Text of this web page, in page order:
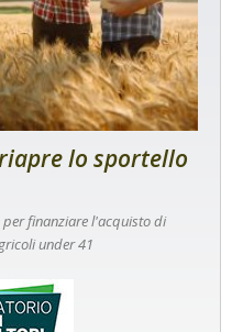
lo sportello
finanziare l'acquisto di
under 41